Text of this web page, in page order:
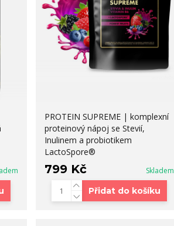
PROTEIN SUPREME | komplexní
proteinový nápoj se Stevií,
Inulinem a probiotikem
LactoSpore®
799 Kč Skladem
Přidat do košíku